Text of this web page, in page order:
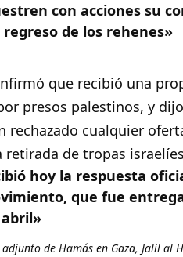
con acciones su
de los rehenes»
que recibió una
presos palestinos, y
rechazado cualquier
de tropas
hoy la respuesta
que fue
de Hamás en Gaza, Jalil al